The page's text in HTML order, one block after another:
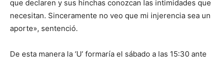
que declaren y sus hinchas conozcan las intimidades que
necesitan. Sinceramente no veo que mi injerencia sea un
aporte», sentenció.
De esta manera la ‘U’ formaría el sábado a las 15:30 ante